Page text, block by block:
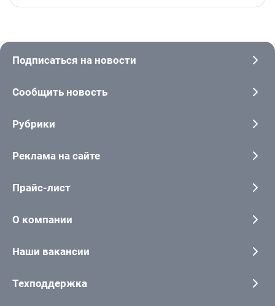
Подписаться на новости
Сообщить новость
Рубрики
Реклама на сайте
Прайс-лист
О компании
Наши вакансии
Техподдержка